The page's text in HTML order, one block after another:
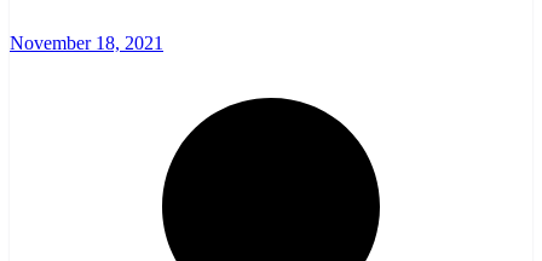
November 18, 2021